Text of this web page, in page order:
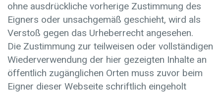
ohne ausdrückliche vorherige Zustimmung des
Eigners oder unsachgemäß geschieht, wird als
Verstoß gegen das Urheberrecht angesehen.
Die Zustimmung zur teilweisen oder vollständigen
Wiederverwendung der hier gezeigten Inhalte an
öffentlich zugänglichen Orten muss zuvor beim
Eigner dieser Webseite schriftlich eingeholt